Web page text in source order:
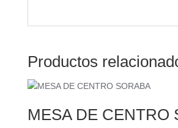
Productos
MESA DE CENTRO